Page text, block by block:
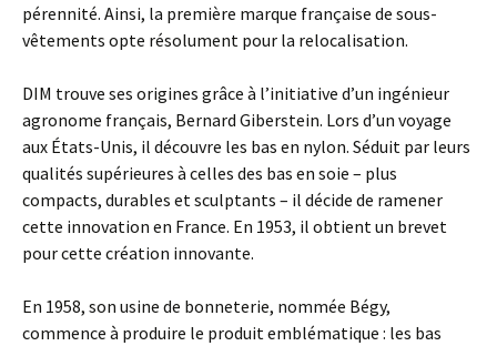
pérennité. Ainsi, la première marque française de sous-
vêtements opte résolument pour la relocalisation.
DIM trouve ses origines grâce à l’initiative d’un ingénieur
agronome français, Bernard Giberstein. Lors d’un voyage
aux États-Unis, il découvre les bas en nylon. Séduit par leurs
qualités supérieures à celles des bas en soie – plus
compacts, durables et sculptants – il décide de ramener
cette innovation en France. En 1953, il obtient un brevet
pour cette création innovante.
En 1958, son usine de bonneterie, nommée Bégy,
commence à produire le produit emblématique : les bas